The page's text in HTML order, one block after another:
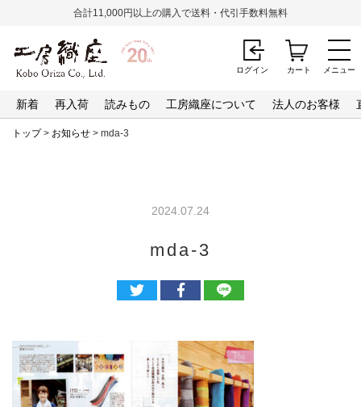
メニュー
合計11,000円以上の購入で送料・代引手数料無料
新着 再入荷 読みもの 工房織座について 法人のお客様
ログイン カート
トップ> お知らせ > mda-3
2024.07.24
mda-3